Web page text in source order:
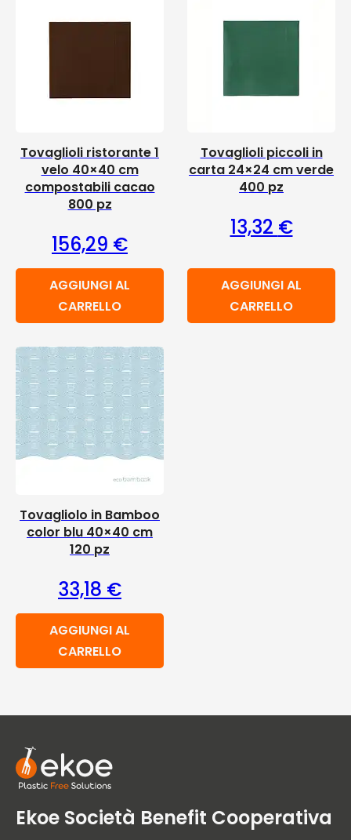
Tovaglioli ristorante 1
velo 40×40 cm
compostabili cacao
800 pz
156,29 €
AGGIUNGI AL
CARRELLO
Tovaglioli piccoli in
carta 24×24 cm verde
400 pz
13,32 €
AGGIUNGI AL
CARRELLO
Tovagliolo in Bamboo
color blu 40×40 cm
120 pz
33,18 €
AGGIUNGI AL
CARRELLO
Ekoe Società Benefit Cooperativa